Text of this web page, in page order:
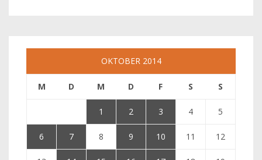
OKTOBER 2014
M D M D F S S
1 2 3 4 5
6 7 8 9 10 11 12